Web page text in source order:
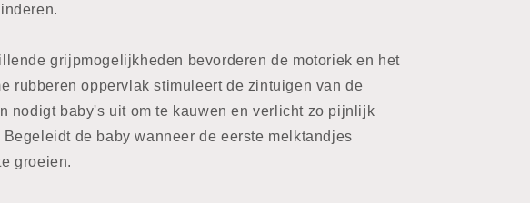
grijpmogelijkheden bevorderen de motoriek en het
rubberen oppervlak stimuleert de zintuigen van de
nodigt baby's uit om te kauwen en verlicht zo pijnlijk
de baby wanneer de eerste melktandjes
groeien.